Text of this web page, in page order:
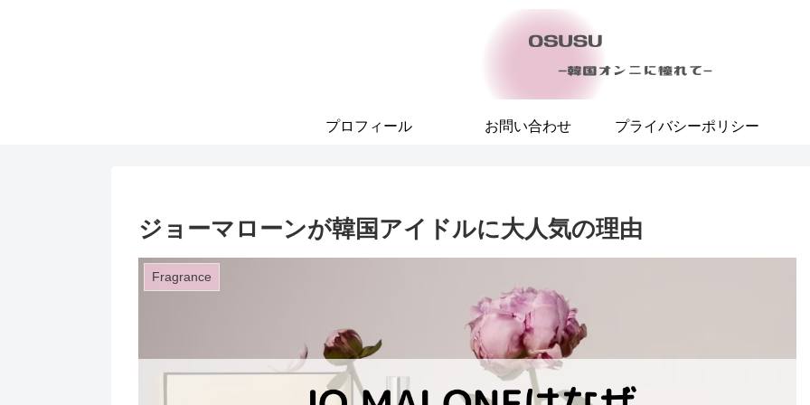
プロフィール お問い合わせ プライバシーポリシー
ジョーマローンが韓国アイドルに大人気の理由
Fragrance